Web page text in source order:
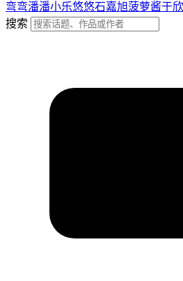
弯弯潘潘小乐悠悠石嘉旭菠萝酱于
搜索